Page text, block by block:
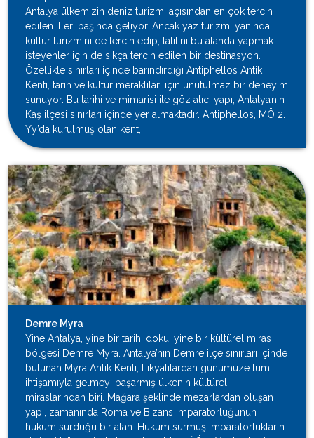
Antalya ülkemizin deniz turizmi açısından en çok tercih
edilen illeri başında geliyor. Ancak yaz turizmi yanında
kültür turizmini de tercih edip, tatilini bu alanda yapmak
isteyenler için de sıkça tercih edilen bir destinasyon.
Özellikle sınırları içinde barındırdığı Antiphellos Antik
Kenti, tarih ve kültür meraklıları için unutulmaz bir deneyim
sunuyor. Bu tarihi ve mimarisi ile göz alıcı yapı, Antalya’nın
Kaş ilçesi sınırları içinde yer almaktadır. Antiphellos, MÖ 2.
Yy’da kurulmuş olan kent,...
Demre Myra
Yine Antalya, yine bir tarihi doku, yine bir kültürel miras
bölgesi Demre Myra. Antalya’nın Demre ilçe sınırları içinde
bulunan Myra Antik Kenti, Likyalılardan günümüze tüm
ihtişamıyla gelmeyi başarmış ülkenin kültürel
miraslarından biri. Mağara şeklinde mezarlardan oluşan
yapı, zamanında Roma ve Bizans imparatorluğunun
hüküm sürdüğü bir alan. Hüküm sürmüş imparatorlukların